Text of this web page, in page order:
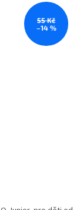
55 Kč
–14 %